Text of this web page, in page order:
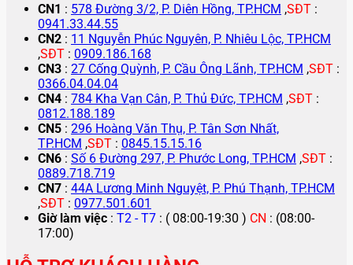
CN1 : 578 Đường 3/2, P. Diên Hồng, TP.HCM ,SĐT :
0941.33.44.55
CN2 : 11 Nguyễn Phúc Nguyên, P. Nhiêu Lộc, TP.HCM
,SĐT : 0909.186.168
CN3 : 27 Cống Quỳnh, P. Cầu Ông Lãnh, TP.HCM ,SĐT :
0366.04.04.04
CN4 : 784 Kha Vạn Cân, P. Thủ Đức, TP.HCM ,SĐT :
0812.188.189
CN5 : 296 Hoàng Văn Thụ, P. Tân Sơn Nhất,
TP.HCM ,SĐT : 0845.15.15.16
CN6 : Số 6 Đường 297, P. Phước Long, TP.HCM ,SĐT :
0889.718.719
CN7 : 44A Lương Minh Nguyệt, P. Phú Thạnh, TP.HCM
,SĐT : 0977.501.601
Giờ làm việc : T2 - T7 : ( 08:00-19:30 ) CN : (08:00-
17:00)